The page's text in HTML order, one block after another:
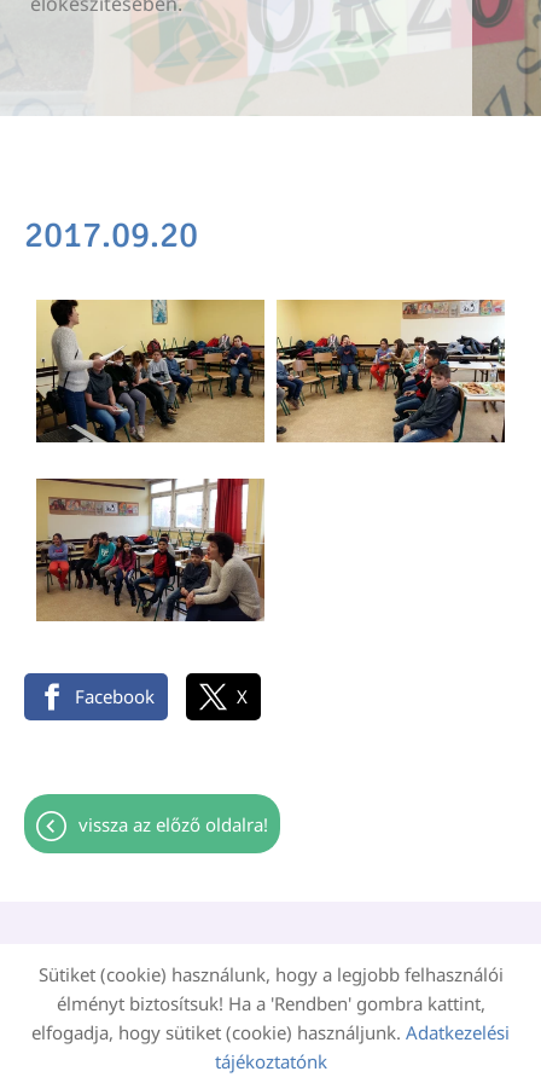
2017.09.20
Facebook X
vissza az előző oldalra!
Impresszum
Sütik kezelése
Akadálymentesítési nyilatkozat
Sütiket (cookie) használunk, hogy a legjobb felhasználói
élményt biztosítsuk! Ha a 'Rendben' gombra kattint,
elfogadja, hogy sütiket (cookie) használjunk. Adatkezelési
tájékoztatónk